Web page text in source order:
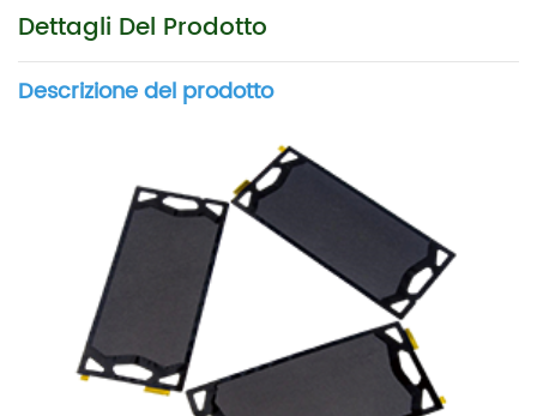
Dettagli Del Prodotto
Descrizione del prodotto